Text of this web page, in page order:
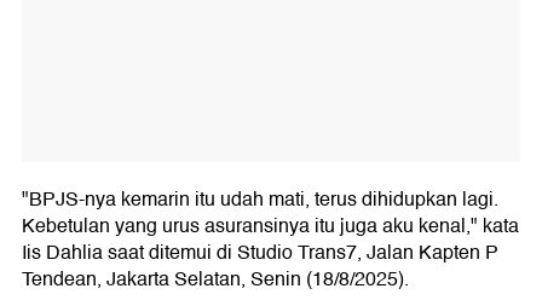
"BPJS-nya kemarin itu udah mati, terus dihidupkan lagi.
Kebetulan yang urus asuransinya itu juga aku kenal," kata
Iis Dahlia saat ditemui di Studio Trans7, Jalan Kapten P
Tendean, Jakarta Selatan, Senin (18/8/2025).